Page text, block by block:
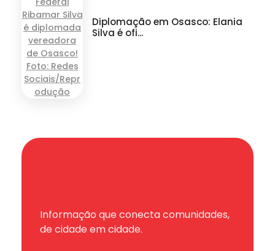
Diplomação em Osasco: Elania
Silva é ofi...
Informação que conecta comunidades,
de cidade em cidade.